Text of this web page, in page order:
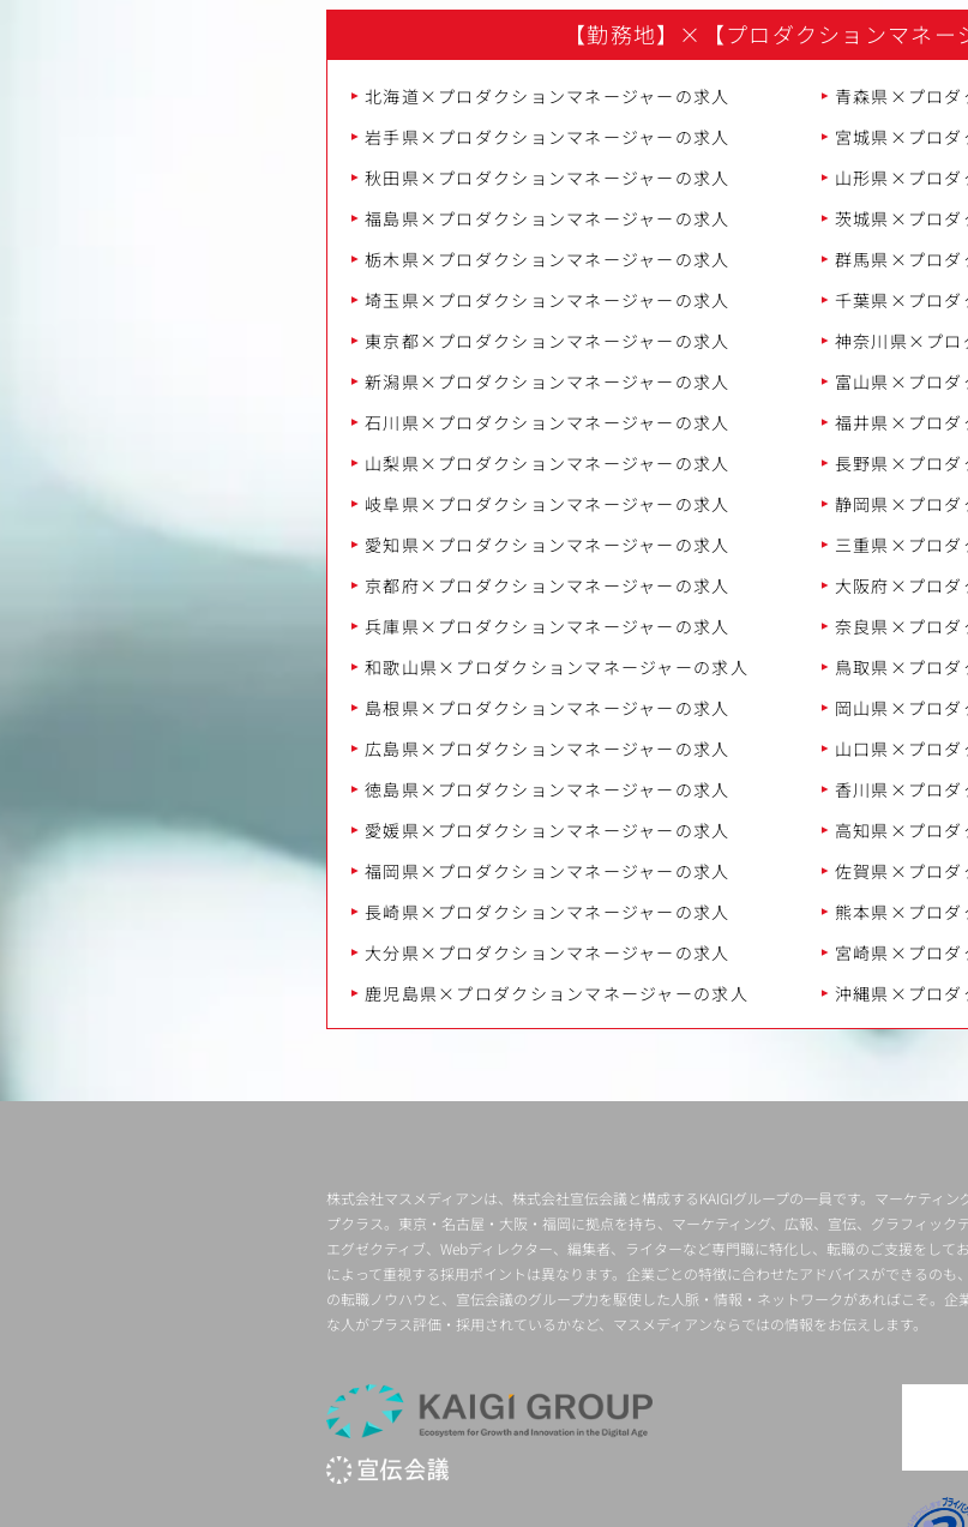
【勤務地】 × 【プロダクションマネー
北海道×プロダクションマネージャーの求人
青森県×プロダ
岩手県×プロダクションマネージャーの求人
宮城県×プロダ
秋田県×プロダクションマネージャーの求人
山形県×プロダ
福島県×プロダクションマネージャーの求人
茨城県×プロダ
栃木県×プロダクションマネージャーの求人
群馬県×プロダ
埼玉県×プロダクションマネージャーの求人
千葉県×プロダ
東京都×プロダクションマネージャーの求人
神奈川県×プロ
新潟県×プロダクションマネージャーの求人
富山県×プロダ
石川県×プロダクションマネージャーの求人
福井県×プロダ
山梨県×プロダクションマネージャーの求人
長野県×プロダ
岐阜県×プロダクションマネージャーの求人
静岡県×プロダ
愛知県×プロダクションマネージャーの求人
三重県×プロダ
京都府×プロダクションマネージャーの求人
大阪府×プロダ
兵庫県×プロダクションマネージャーの求人
奈良県×プロダ
和歌山県×プロダクションマネージャーの求人
鳥取県×プロダ
島根県×プロダクションマネージャーの求人
岡山県×プロダ
広島県×プロダクションマネージャーの求人
山口県×プロダ
徳島県×プロダクションマネージャーの求人
香川県×プロダ
愛媛県×プロダクションマネージャーの求人
高知県×プロダ
福岡県×プロダクションマネージャーの求人
佐賀県×プロダ
長崎県×プロダクションマネージャーの求人
熊本県×プロダ
大分県×プロダクションマネージャーの求人
宮崎県×プロダ
鹿児島県×プロダクションマネージャーの求人
沖縄県×プロダ
株式会社マスメディアンは、株式会社宣伝会議と構成するKAIGIグループの一員です。マーケティ
プクラス。東京・名古屋・大阪・福岡に拠点を持ち、マーケティング、広報、宣伝、グラフィック
エグゼクティブ、Webディレクター、編集者、ライターなど専門職に特化し、転職のご支援をして
によって重視する採用ポイントは異なります。企業ごとの特徴に合わせたアドバイスができるの
の転職ノウハウと、宣伝会議のグループ力を駆使した人脈・情報・ネットワークがあればこそ。
な人がプラス評価・採用されているかなど、マスメディアンならではの情報をお伝えします。